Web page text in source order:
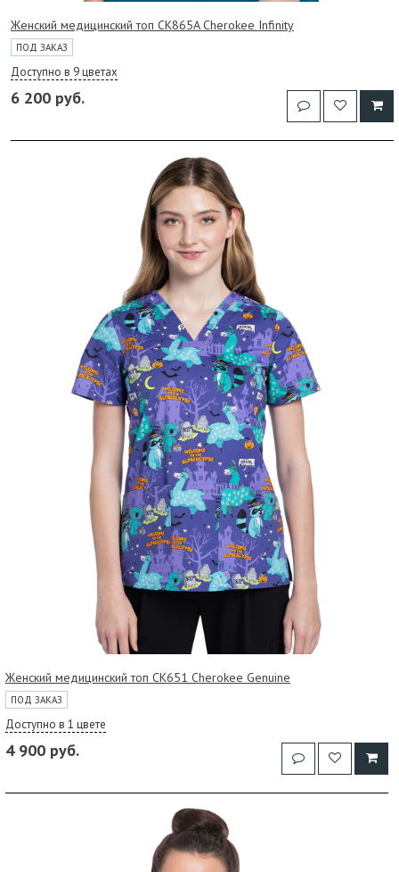
Женский медицинский топ CK865A Cherokee Infinity
ПОД ЗАКАЗ
Доступно в 9 цветах
6 200 руб.
Женский медицинский топ CK651 Cherokee Genuine
ПОД ЗАКАЗ
Доступно в 1 цвете
4 900 руб.